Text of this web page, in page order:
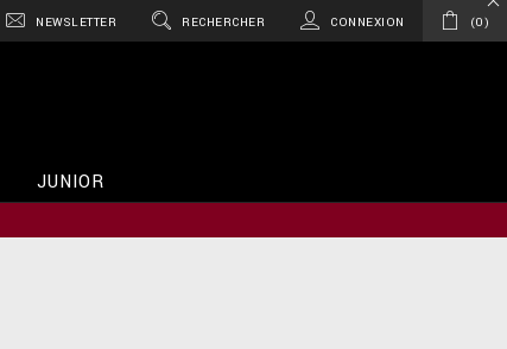
NEWSLETTER RECHERCHER CONNEXION 0
JUNIOR